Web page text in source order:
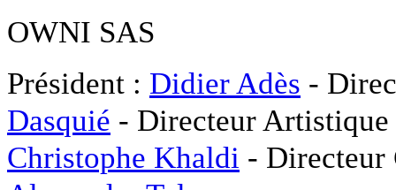
OWNI SAS
Président : Didier Adès -
Dasquié - Directeur
Christophe Khaldi -